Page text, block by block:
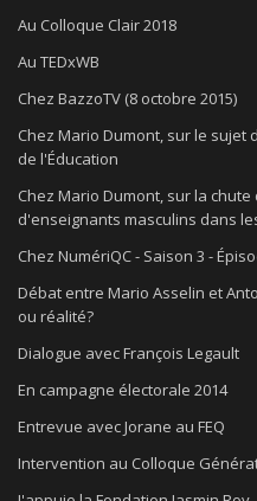
Au Colloque Clair 2018
Au TEDxWB
Chez BazzoTV (8 octobre 2015)
Chez Mario Dumont, sur le
de l'Éducation
Chez Mario Dumont, sur la
d'enseignants masculins dans
Chez NumériQC - Saison 3 -
Débat entre Mario Asselin et
ou réalité?
Dialogue avec François Legault
En campagne électorale 2014
Entrevue avec Jorane au FEQ
Intervention au Colloque